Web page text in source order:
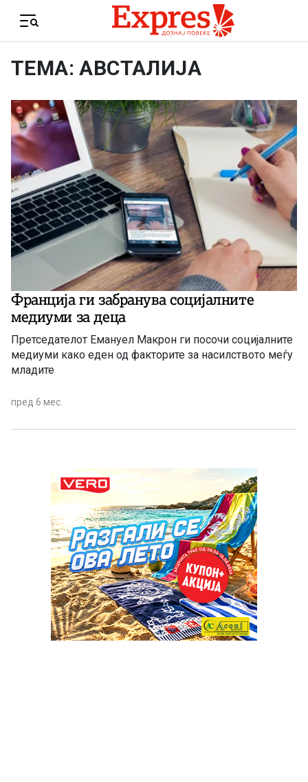
Menu
ТЕМА: АВСТАЛИЈА
Франција ги забранува социјалните
медиуми за деца
Претседателот Емануел Макрон ги посочи социјалните
медиуми како еден од факторите за насилството меѓу
младите
пред 6 мес.